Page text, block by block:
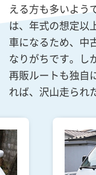
える方も多いよう
は、年式の想定以
車になるため、中
なりがちです。し
再販ルートも独自
れば、沢山走られ